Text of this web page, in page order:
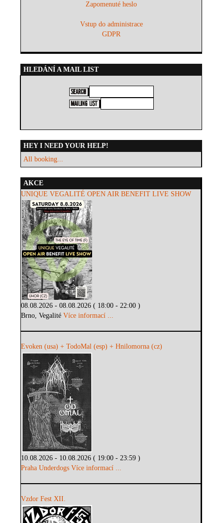
Zapomenuté heslo
Vstup do administrace
GDPR
HLEDÁNÍ A MAIL LIST
HEY I NEED YOUR HELP!
All booking...
AKCE
UNIQUE VEGALITÉ OPEN AIR BENEFIT LIVE SHOW
08.08.2026 - 08.08.2026 ( 18:00 - 22:00 )
Brno, VegalitéVíce informací ...
Evoken (usa) + TodoMal (esp) + Hnilomorna (cz)
10.08.2026 - 10.08.2026 ( 19:00 - 23:59 )
Praha Underdogs Více informací ...
Vzdor Fest XII.